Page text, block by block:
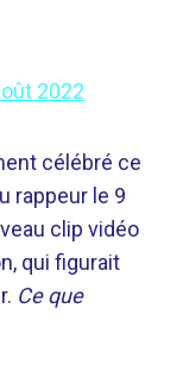
2022
célébré ce
rappeur le 9
clip vidéo
qui figurait
Ce que